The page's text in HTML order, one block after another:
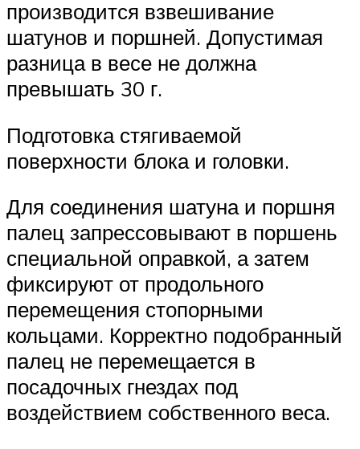
производится взвешивание
шатунов и поршней. Допустимая
разница в весе не должна
превышать 30 г.
Подготовка стягиваемой
поверхности блока и головки.
Для соединения шатуна и поршня
палец запрессовывают в поршень
специальной оправкой, а затем
фиксируют от продольного
перемещения стопорными
кольцами. Корректно подобранный
палец не перемещается в
посадочных гнездах под
воздействием собственного веса.